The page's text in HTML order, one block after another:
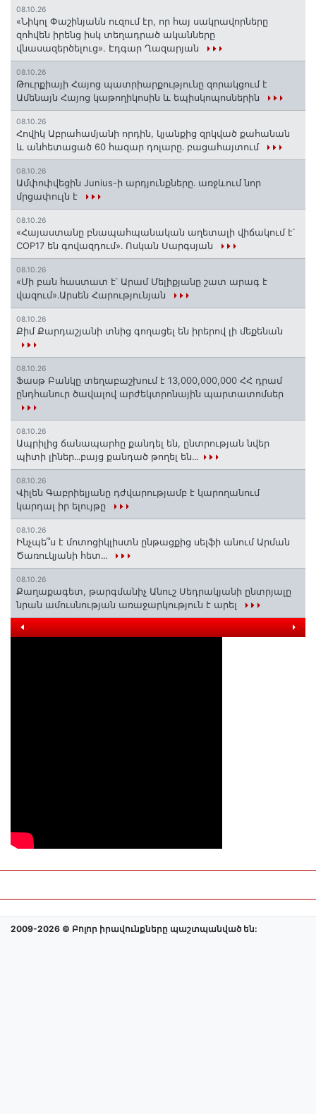
08.10.26
«Նիկոլ Փաշինյանն ուզում էր, որ հայ սակրավորները
զոհվեն իրենց իսկ տեղադրած ականները
վնասազերծելուց». Էդգար Ղազարյան
08.10.26
Թուրքիայի Հայոց պատրիարքությունը զորակցում է
Ամենայն Հայոց կաթողիկոսին և եպիսկոպոսներին
08.10.26
Հովիկ Աբրահամյանի որդին, կյանքից զրկված քահանան
և անհետացած 60 հազար դոլարը․ բացահայտում
08.10.26
Ամփոփվեցին Junius-ի արդյունքները․ առջևում նոր
մրցափուլն է
08.10.26
«Հայաստանը բնապահպանական աղետալի վիճակում է՝
COP17 են գովազդում»․ Ոսկան Սարգսյան
08.10.26
«Մի բան հաստատ է՝ Արամ Մելիքյանը շատ արագ է
վազում»․Արսեն Հարությունյան
08.10.26
Քիմ Քարդաշյանի տնից գողացել են իրերով լի մեքենան
08.10.26
Ֆասթ Բանկը տեղաբաշխում է 13,000,000,000 ՀՀ դրամ
ընդհանուր ծավալով արժեկտրոնային պարտատոմսեր
08.10.26
Ապրիլից ճանապարհը քանդել են, ընտրության նվեր
պիտի լիներ․․․բայց քանդած թողել են․․․​​​​​​​
08.10.26
Վիլեն Գաբրիելյանը դժվարությամբ է կարողանում
կարդալ իր ելույթը
08.10.26
Ինչպե՞ս է մոտոցիկլիստն ընթացքից սելֆի անում Արման
Ծառուկյանի հետ․․․
08.10.26
Քաղաքագետ, թարգմանիչ Անուշ Սեդրակյանի ընտրյալը
նրան ամուսնության առաջարկություն է արել
2009-2026 © Բոլոր իրավունքները պաշտպանված են: